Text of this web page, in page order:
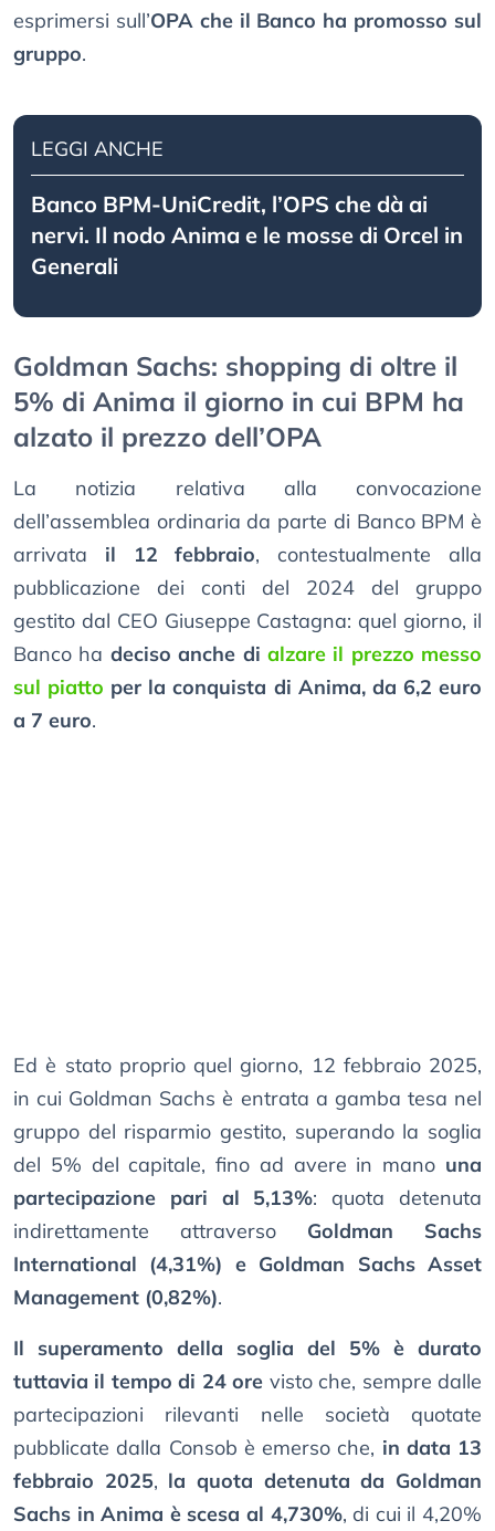
esprimersi sull’OPA che il Banco ha promosso sul
gruppo.
LEGGI ANCHE
Banco BPM-UniCredit, l’OPS che dà ai
nervi. Il nodo Anima e le mosse di Orcel in
Generali
Goldman Sachs: shopping di oltre il
5% di Anima il giorno in cui BPM ha
alzato il prezzo dell’OPA
La notizia relativa alla convocazione
dell’assemblea ordinaria da parte di Banco BPM è
arrivata il 12 febbraio, contestualmente alla
pubblicazione dei conti del 2024 del gruppo
gestito dal CEO Giuseppe Castagna: quel giorno, il
Banco ha deciso anche di alzare il prezzo messo
sul piatto per la conquista di Anima, da 6,2 euro
a 7 euro.
Ed è stato proprio quel giorno, 12 febbraio 2025,
in cui Goldman Sachs è entrata a gamba tesa nel
gruppo del risparmio gestito, superando la soglia
del 5% del capitale, fino ad avere in mano una
partecipazione pari al 5,13%: quota detenuta
indirettamente attraverso Goldman Sachs
International (4,31%) e Goldman Sachs Asset
Management (0,82%).
Il superamento della soglia del 5% è durato
tuttavia il tempo di 24 ore visto che, sempre dalle
partecipazioni rilevanti nelle società quotate
pubblicate dalla Consob è emerso che, in data 13
febbraio 2025, la quota detenuta da Goldman
Sachs in Anima è scesa al 4,730%, di cui il 4,20%